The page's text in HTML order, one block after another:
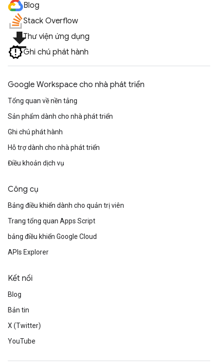
Blog
Stack Overflow
file_downloadThư viện ứng dụng
Ghi chú phát hành
Google Workspace cho nhà phát triển
Tổng quan về nền tảng
Sản phẩm dành cho nhà phát triển
Ghi chú phát hành
Hỗ trợ dành cho nhà phát triển
Điều khoản dịch vụ
Công cụ
Bảng điều khiển dành cho quản trị viên
Trang tổng quan Apps Script
bảng điều khiển Google Cloud
APIs Explorer
Kết nối
Blog
Bản tin
X (Twitter)
YouTube